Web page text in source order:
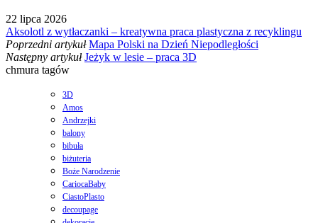
22 lipca 2026
Aksolotl z wytłaczanki – kreatywna praca plastyczna z recyklingu
Poprzedni artykuł Mapa Polski na Dzień Niepodległości
Następny artykuł Jeżyk w lesie – praca 3D
chmura tagów
3D
Amos
Andrzejki
balony
bibuła
biżuteria
Boże Narodzenie
CariocaBaby
CiastoPlasto
decoupage